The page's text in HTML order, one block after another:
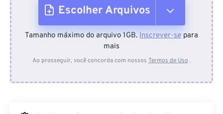
Escolher Arquivos
Do dispositivo
Tamanho máximo do arquivo 1GB. Inscrever-se para
mais
Ao prosseguir, você concorda com nossos Termos de Uso .